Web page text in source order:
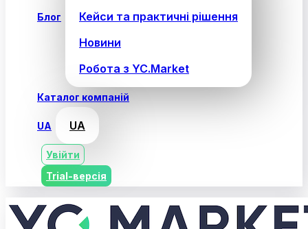
Блог
Кейси та практичні рішення
Новини
Робота з YC.Market
Каталог компаній
UA UA
Увійти
Trial-версія